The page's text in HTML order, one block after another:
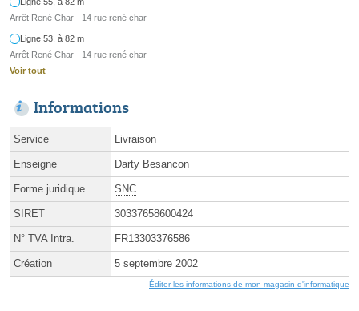
Arrêt René Char - 14 rue rené char
Ligne 53, à 82 m
Arrêt René Char - 14 rue rené char
Voir tout
Informations
Service Livraison
Enseigne Darty Besancon
Forme juridique SNC
SIRET 30337658600424
N° TVA Intra. FR13303376586
Création 5 septembre 2002
Éditer les informations de mon magasin d'informatique